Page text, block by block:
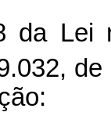
da Lei